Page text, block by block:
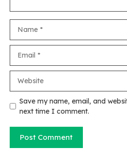
Save my name, email, and
next time I comment.